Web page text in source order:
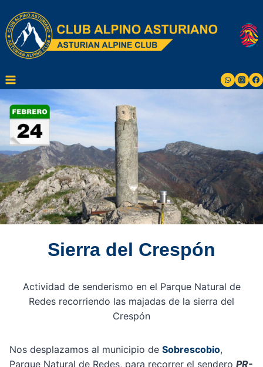
contenido
Sierra del Crespón
Actividad de senderismo en el Parque Natural de
Redes recorriendo las majadas de la sierra del
Crespón
Nos desplazamos al municipio de Sobrescobio,
Parque Natural de Redes, para recorrer el sendero PR-